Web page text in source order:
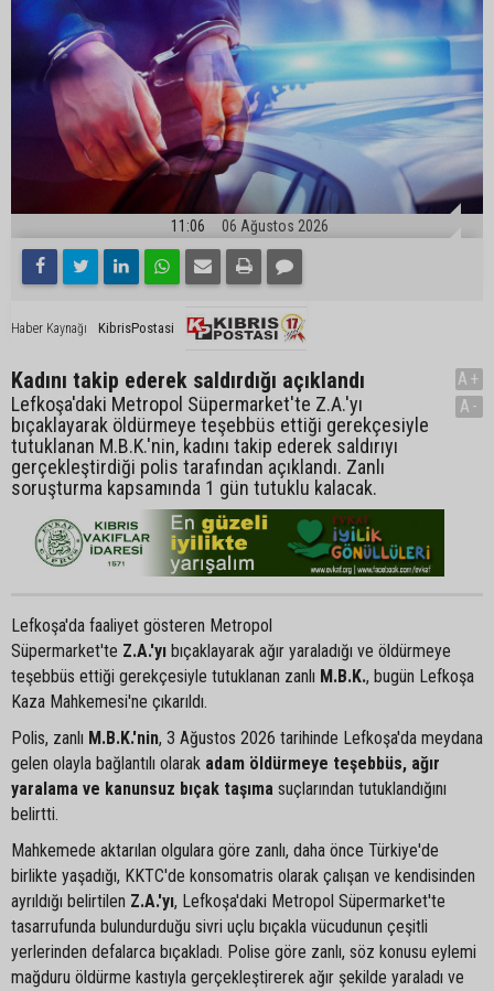
11:06 06 Ağustos 2026
Haber Kaynağı KibrisPostasi
Kadını takip ederek saldırdığı açıklandı
Lefkoşa'daki Metropol Süpermarket'te Z.A.'yı
bıçaklayarak öldürmeye teşebbüs ettiği gerekçesiyle
tutuklanan M.B.K.'nin, kadını takip ederek saldırıyı
gerçekleştirdiği polis tarafından açıklandı. Zanlı
soruşturma kapsamında 1 gün tutuklu kalacak.
A+
A-
Lefkoşa'da faaliyet gösteren Metropol
Süpermarket'te Z.A.'yı bıçaklayarak ağır yaraladığı ve öldürmeye
teşebbüs ettiği gerekçesiyle tutuklanan zanlı M.B.K., bugün Lefkoşa
Kaza Mahkemesi'ne çıkarıldı.
Polis, zanlı M.B.K.'nin, 3 Ağustos 2026 tarihinde Lefkoşa'da meydana
gelen olayla bağlantılı olarak adam öldürmeye teşebbüs, ağır
yaralama ve kanunsuz bıçak taşıma suçlarından tutuklandığını
belirtti.
Mahkemede aktarılan olgulara göre zanlı, daha önce Türkiye'de
birlikte yaşadığı, KKTC'de konsomatris olarak çalışan ve kendisinden
ayrıldığı belirtilen Z.A.'yı, Lefkoşa'daki Metropol Süpermarket'te
tasarrufunda bulundurduğu sivri uçlu bıçakla vücudunun çeşitli
yerlerinden defalarca bıçakladı. Polise göre zanlı, söz konusu eylemi
mağduru öldürme kastıyla gerçekleştirerek ağır şekilde yaraladı ve